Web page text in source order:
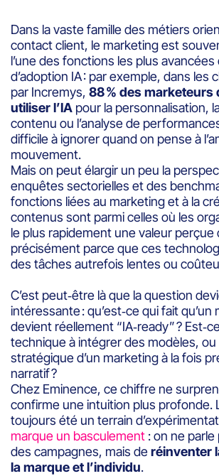
Dans la vaste famille des métiers
contact client, le marketing est
l’une des fonctions les plus
d’adoption IA : par exemple, dans les
par Incremys, 88 % des marketeurs
utiliser l’IA pour la personnalisation,
contenu ou l’analyse de
difficile à ignorer quand on pense à
mouvement.
Mais on peut élargir un peu la
enquêtes sectorielles et des
fonctions liées au marketing et à la
contenus sont parmi celles où les
le plus rapidement une valeur perçue
précisément parce que ces
des tâches autrefois lentes ou
C’est peut‑être là que la question
intéressante : qu’est‑ce qui fait qu’un
devient réellement “IA‑ready” ?
technique à intégrer des modèles, ou
stratégique d’un marketing à la fois
narratif ?
Chez Eminence, ce chiffre ne
confirme une intuition plus profonde.
toujours été un terrain
marque un basculement : on ne parle
des campagnes, mais deréinventer
la marque et l’individu.